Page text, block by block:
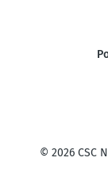
© 2026 CSC